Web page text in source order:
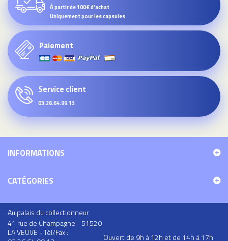
À partir de 100€ d'achat
Uniquement pour les capsules
Paiement
Service client
03.26.64.99.13
INFORMATIONS
CATÉGORIES
Au palais du collectionneur
41 rue de Champagne - 51520
LA VEUVE - Tél/Fax :
Ouvert de 9h à 12h et de 14h à 17h